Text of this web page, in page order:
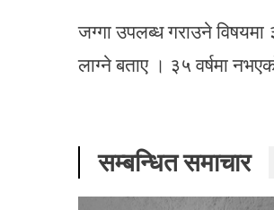
जग्गा उपलब्ध गराउने
लाग्ने बताए । ३५ वर्षमा
सम्बन्धित समाचार